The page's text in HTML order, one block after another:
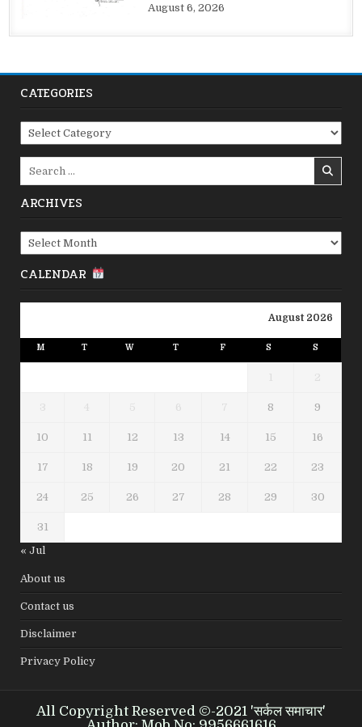
August 6, 2026
CATEGORIES
Categories
ARCHIVES
Archives
CALENDAR
August 2026
M T W T F S S
1 2
3 4 5 6 7 8 9
10 11 12 13 14 15 16
17 18 19 20 21 22 23
24 25 26 27 28 29 30
31
« Jul
About us
Contact us
Disclaimer
Privacy Policy
All Copyright Reserved ©-2021 'सर्कल समाचार'